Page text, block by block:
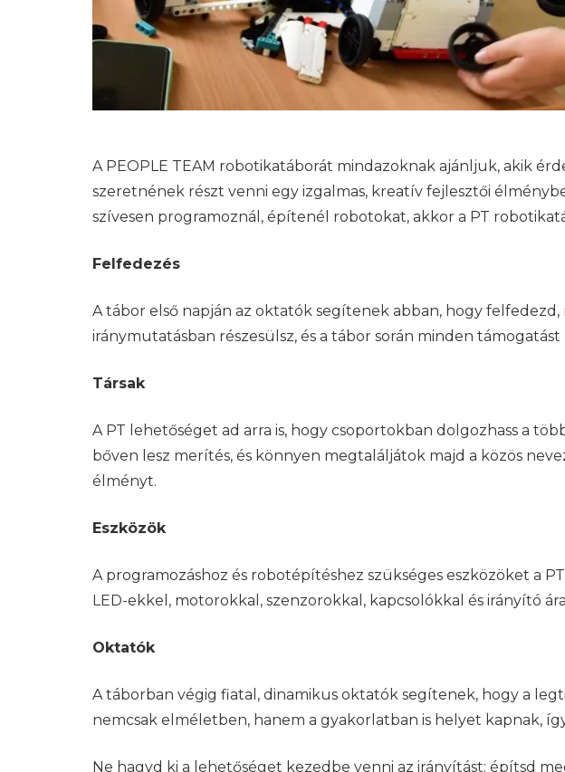
A PEOPLE TEAM robotikatáborát mindazoknak ajánljuk, akik
szeretnének részt venni egy izgalmas, kreatív fejlesztői
szívesen programoznál, építenél robotokat, akkor a PT
Felfedezés
A tábor első napján az oktatók segítenek abban, hogy
iránymutatásban részesülsz, és a tábor során minden
Társak
A PT lehetőséget ad arra is, hogy csoportokban dolgozhass a
bőven lesz merítés, és könnyen megtaláljátok majd a közös
élményt.
Eszközök
A programozáshoz és robotépítéshez szükséges eszközöket a
LED-ekkel, motorokkal, szenzorokkal, kapcsolókkal és irányító
Oktatók
A táborban végig fiatal, dinamikus oktatók segítenek, hogy a
nemcsak elméletben, hanem a gyakorlatban is helyet kapnak,
Ne hagyd ki a lehetőséget kezedbe venni az irányítást: építsd